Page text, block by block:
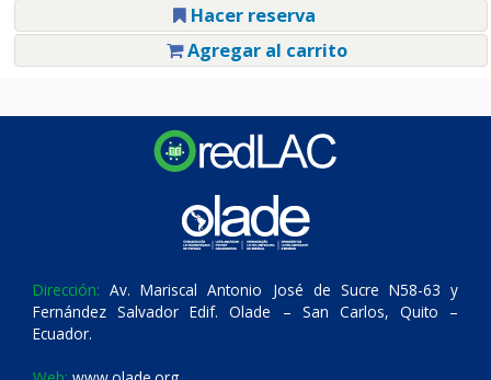
Hacer reserva
Agregar al carrito
Dirección: Av. Mariscal Antonio José de Sucre N58-63 y
Fernández Salvador Edif. Olade – San Carlos, Quito –
Ecuador.